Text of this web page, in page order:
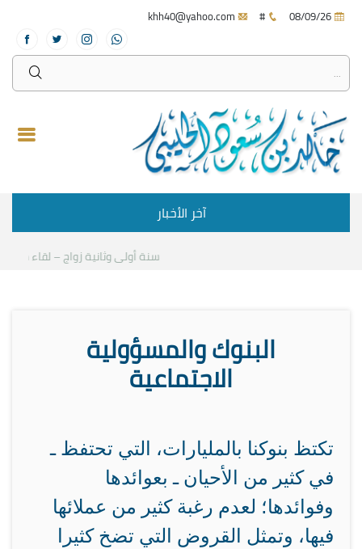
#
آخر الأخبار
سنة أولى وثانية زواج – لقاء مع
البنوك والمسؤولية
الاجتماعية
تكتظ بنوكنا بالمليارات، التي تحتفظ ـ
في كثير من الأحيان ـ بعوائدها
وفوائدها؛ لعدم رغبة كثير من عملائها
فيها، وتمثل القروض التي تضخ كثيرا